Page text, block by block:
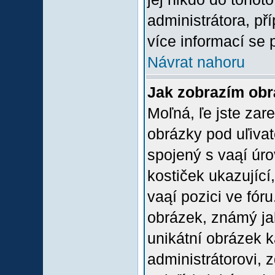
administrátora,
více informací se
Návrat nahoru
Jak zobrazím
Moľná, ľe jste
obrázky pod
spojený s vaąí
kostiček
vaąí pozici ve
obrázek, známý
unikátní obrázek
administrátorovi,